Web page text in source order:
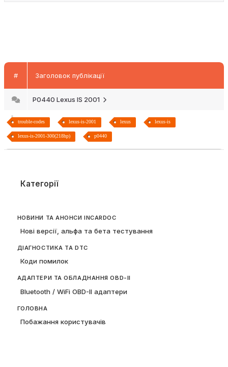
# Заголовок публікації
P0440 Lexus IS 2001
trouble-codes lexus-is-2001 lexus lexus-is
lexus-is-2001-300(218hp) p0440
Категорії
НОВИНИ ТА АНОНСИ INCARDOC
Нові версії, альфа та бета тестування
ДІАГНОСТИКА ТА DTC
Коди помилок
АДАПТЕРИ ТА ОБЛАДНАННЯ OBD-II
Bluetooth / WiFi OBD-II адаптери
ГОЛОВНА
Побажання користувачів